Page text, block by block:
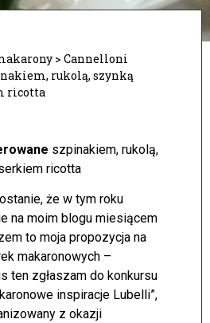
> Cannelloni
rukolą, szynką
ricotta
szpinakiem, rukolą,
ricotta
że w tym roku
na moim blogu miesiącem
to moja propozycja na
makaronowych –
ten zgłaszam do konkursu
inspiracje Lubelli”,
z okazji